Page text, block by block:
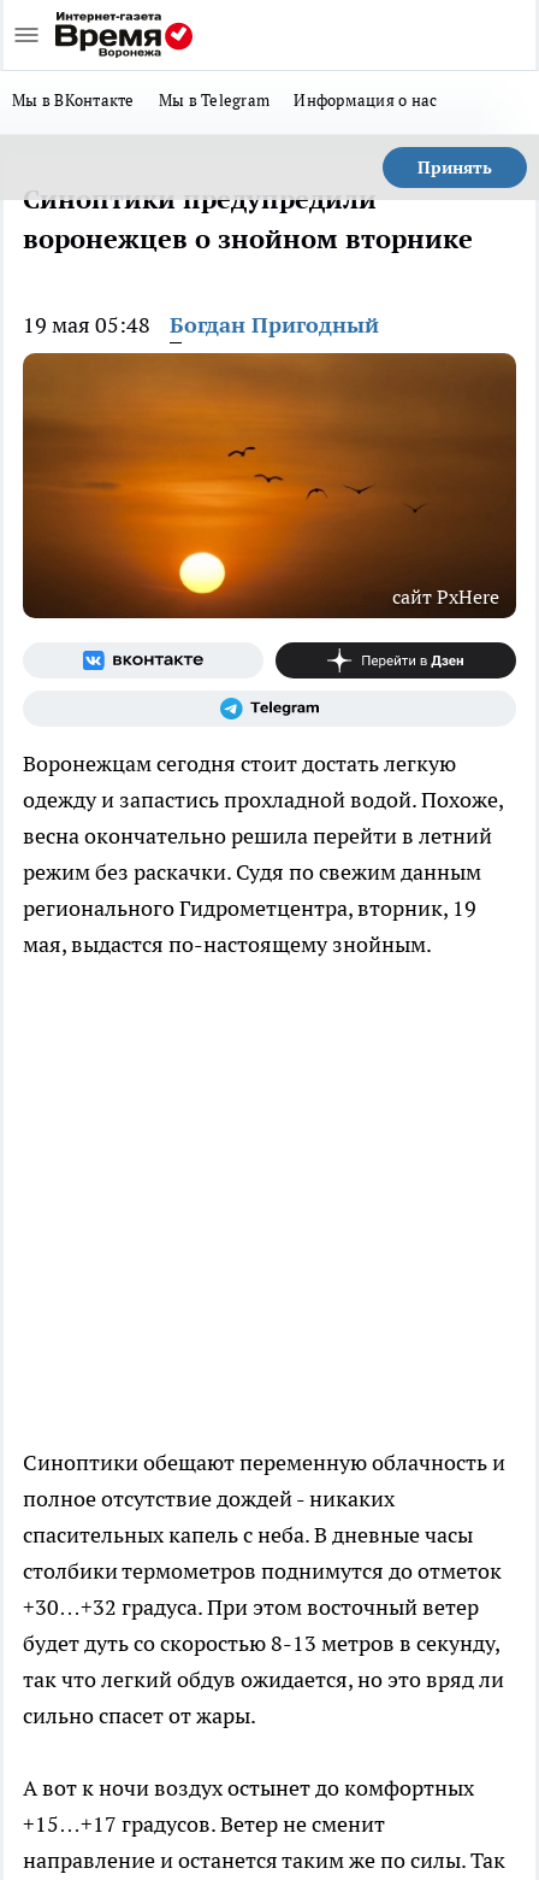
Мы в ВКонтакте Мы в Telegram Информация о нас
Принять
Синоптики предупредили
воронежцев о знойном вторнике
19 мая 05:48 Богдан Пригодный
сайт PxHere
Воронежцам сегодня стоит достать легкую
одежду и запастись прохладной водой. Похоже,
весна окончательно решила перейти в летний
режим без раскачки. Судя по свежим данным
регионального Гидрометцентра, вторник, 19
мая, выдастся по-настоящему знойным.
Синоптики обещают переменную облачность и
полное отсутствие дождей - никаких
спасительных капель с неба. В дневные часы
столбики термометров поднимутся до отметок
+30…+32 градуса. При этом восточный ветер
будет дуть со скоростью 8-13 метров в секунду,
так что легкий обдув ожидается, но это вряд ли
сильно спасет от жары.
А вот к ночи воздух остынет до комфортных
+15…+17 градусов. Ветер не сменит
направление и останется таким же по силы. Так